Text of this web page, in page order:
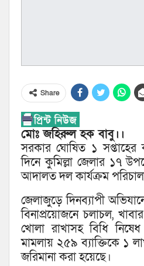
Share
মোঃ জহিরুল হক বাবু।।
সরকার ঘোষিত ১
দিনে কুমিল্লা জেলার ১৭
আদালত দল কার্যক্রম
জেলাজুড়ে দিনব্যাপী
বিনাপ্রয়োজনে চলাচল,
খোলা রাখাসহ বিধি
মামলায় ২৫৯ ব্যাক্তিকে ১
জরিমানা করা হয়েছে।